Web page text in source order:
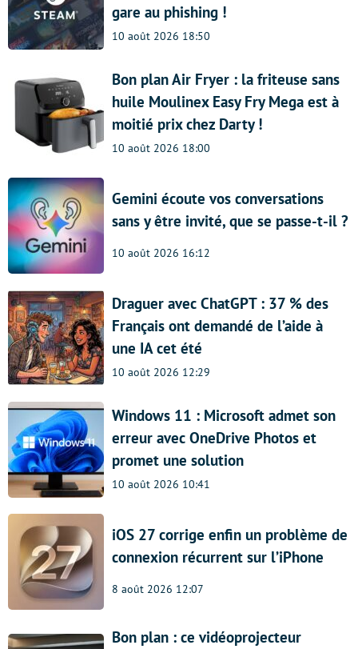
gare au phishing !
10 août 2026 18:50
Bon plan Air Fryer : la friteuse sans
huile Moulinex Easy Fry Mega est à
moitié prix chez Darty !
10 août 2026 18:00
Gemini écoute vos conversations
sans y être invité, que se passe-t-il ?
10 août 2026 16:12
Draguer avec ChatGPT : 37 % des
Français ont demandé de l’aide à
une IA cet été
10 août 2026 12:29
Windows 11 : Microsoft admet son
erreur avec OneDrive Photos et
promet une solution
10 août 2026 10:41
iOS 27 corrige enfin un problème de
connexion récurrent sur l’iPhone
8 août 2026 12:07
Bon plan : ce vidéoprojecteur